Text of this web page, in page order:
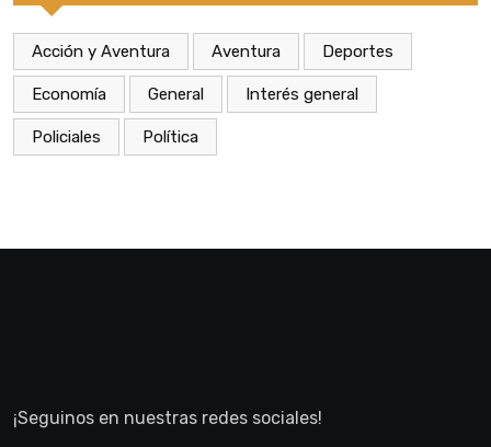
Acción y Aventura Aventura Deportes
Economía General Interés general
Policiales Política
¡Seguinos en nuestras redes sociales!